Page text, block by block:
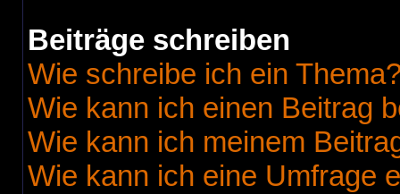
Beiträge schreiben
Wie schreibe ich ein
Wie kann ich einen Beitrag
Wie kann ich meinem
Wie kann ich eine Umfrage